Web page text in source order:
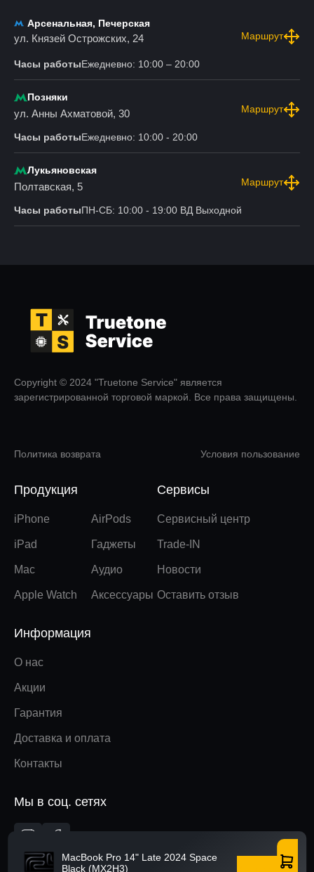
MacBook Pro 14" Late 2024 Space
Black (MX2H3)
Арсенальная, Печерская
ул. Князей Острожских, 24 Маршрут
Часы работыЕжедневно: 10:00 – 20:00
Позняки
ул. Анны Ахматовой, 30 Маршрут
Часы работыЕжедневно: 10:00 - 20:00
Лукьяновская
Полтавская, 5 Маршрут
Часы работыПН-СБ: 10:00 - 19:00 ВД Выходной
Copyright © 2024 "Truetone Service" является
зарегистрированной торговой маркой. Все права защищены.
Политика возврата Условия пользование
Продукция
iPhone
iPad
Mac
Apple Watch
AirPods
Гаджеты
Аудио
Аксессуары
Сервисы
Сервисный центр
Trade-IN
Новости
Оставить отзыв
Информация
О нас
Акции
Гарантия
Доставка и оплата
Контакты
Мы в соц. сетях
Вверх